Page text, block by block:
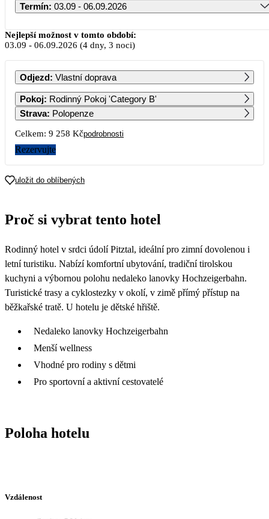
Termín: 03.09 - 06.09.2026
Září 2026
PO ÚT ST ČT PÁ SO NE
1 2 3
4 629
4 5 6
7 8 9 10 11 12 13
4 629 6 169
21
28 29 30
Nejlepší možnost v tomto období:
03.09 - 06.09.2026 (4 dny, 3 noci)
Odjezd: Vlastní doprava
Pokoj: Rodinný Pokoj 'Category B'
Strava: Polopenze
Celkem: 9 258 Kčpodrobnosti
Rezervujte
uložit do oblíbených
Proč si vybrat tento hotel
Rodinný hotel v srdci údolí Pitztal, ideální pro zimní dovolenou i
letní turistiku. Nabízí komfortní ubytování, tradiční tirolskou
kuchyni a výbornou polohu nedaleko lanovky Hochzeigerbahn.
Turistické trasy a cyklostezky v okolí, v zimě přímý přístup na
běžkařské tratě. U hotelu je dětské hřiště.
Nedaleko lanovky Hochzeigerbahn
Menší wellness
Vhodné pro rodiny s dětmi
Pro sportovní a aktivní cestovatelé
Poloha hotelu
Vzdálenost